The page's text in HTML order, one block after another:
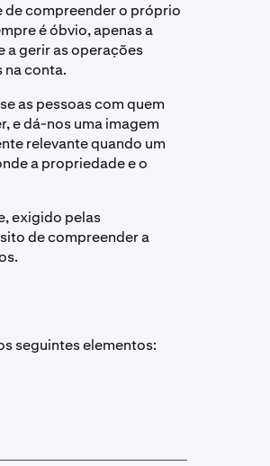
de compreender o próprio
é óbvio, apenas a
a gerir as operações
na conta.
as pessoas com quem
e dá-nos uma imagem
relevante quando um
a propriedade e o
exigido pelas
de compreender a
seguintes elementos: